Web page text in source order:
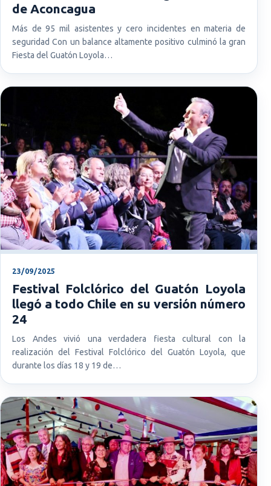
de Aconcagua
Más de 95 mil asistentes y cero incidentes en materia de
seguridad Con un balance altamente positivo culminó la gran
Fiesta del Guatón Loyola…
23/09/2025
Festival Folclórico del Guatón Loyola
llegó a todo Chile en su versión número
24
Los Andes vivió una verdadera fiesta cultural con la
realización del Festival Folclórico del Guatón Loyola, que
durante los días 18 y 19 de…